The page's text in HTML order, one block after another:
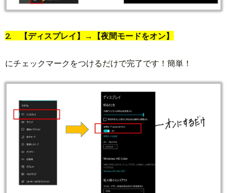
2. 【ディスプレイ】→【夜間モードをオン】
にチェックマークをつけるだけで完了です！簡単！